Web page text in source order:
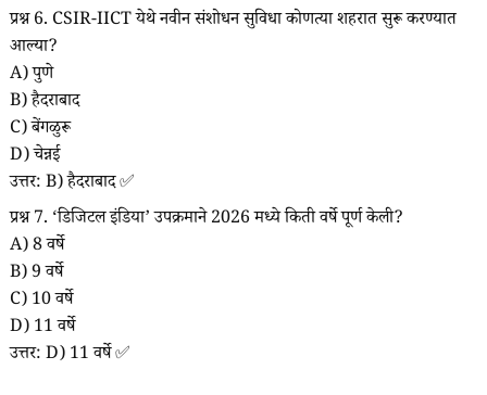
प्रश्न 6. CSIR-IICT येथे नवीन संशोधन सुविधा कोणत्या शहरात सुरू करण्यात
आल्या?
A) पुणे
B) हैदराबाद
C) बेंगळुरू
D) चेन्नई
उत्तर: B) हैदराबाद ✅
प्रश्न 7. ‘डिजिटल इंडिया’ उपक्रमाने 2026 मध्ये किती वर्षे पूर्ण केली?
A) 8 वर्षे
B) 9 वर्षे
C) 10 वर्षे
D) 11 वर्षे
उत्तर: D) 11 वर्षे ✅